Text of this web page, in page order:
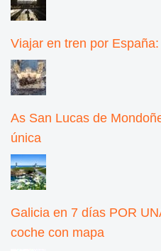
Viajar en tren por
As San Lucas de
única
Galicia en 7 días POR
coche con mapa